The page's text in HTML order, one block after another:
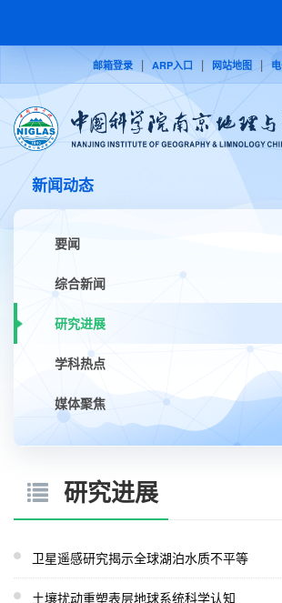
邮箱登录 | ARP入口 | 网站地图 |
新闻动态
要闻
综合新闻
研究进展
学科热点
媒体聚焦
研究进展
卫星遥感研究揭示全球湖泊水质不平等
土壤扰动重塑表层地球系统科学认知